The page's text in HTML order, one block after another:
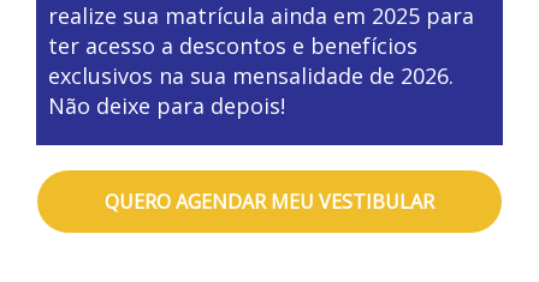
realize sua matrícula ainda em 2025 para
ter acesso a descontos e benefícios
exclusivos na sua mensalidade de 2026.
Não deixe para depois!
QUERO AGENDAR MEU VESTIBULAR